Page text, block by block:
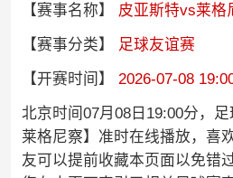
【赛事名称】
皮亚斯特vs莱格
【赛事分类】
足球友谊赛
【开赛时间】
2026-07-08
北京时间07月08日19:00分，
莱格尼察】准时在线播放，喜
友可以提前收藏本页面以免错